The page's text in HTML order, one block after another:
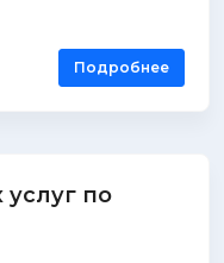
Подробнее
услуг по